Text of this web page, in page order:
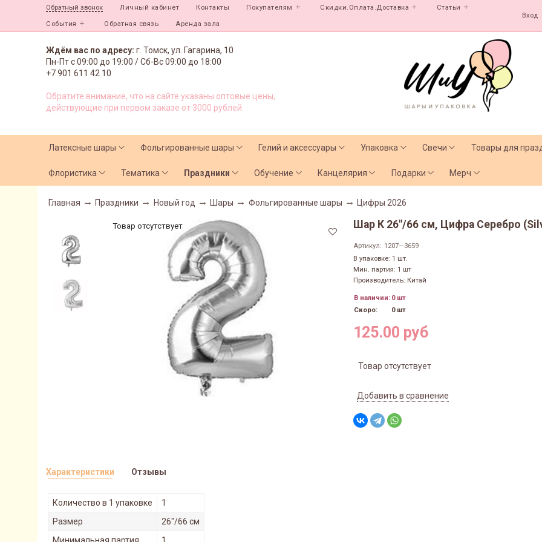
Обратный звонок Личный кабинет Контакты Покупателям Скидки.Оплата.Доставка Статьи
События Обратная связь Аренда зала
Вход
Ждём вас по адресу: г. Томск, ул. Гагарина, 10
Пн-Пт с09:00 до 19:00 /Сб-Вс 09:00 до 18:00
+7 901 611 42 10
Обратите внимание, что на сайте указаны оптовые цены,
действующие при первом заказе от 3000 рублей.
Латексные шары Фольгированные шары Гелий и аксессуары Упаковка Свечи Товары для
Флористика Тематика Праздники Обучение Канцелярия Подарки Мерч
Главная Праздники Новый год Шары Фольгированные шары Цифры 2026
Товар отсутствует Шар К 26"/66 см, Цифра Серебро
Артикул: 1207—3659
В упаковке: 1 шт.
Мин. партия: 1 шт
Производитель: Китай
В наличии: 0 шт
Скоро:
0 шт
125.00 руб
Товар отсутствует
Добавить в сравнение
Характеристики
Количество в 1 упаковке
1
Размер
26"/66 см
Минимальная партия
1
Отзывы